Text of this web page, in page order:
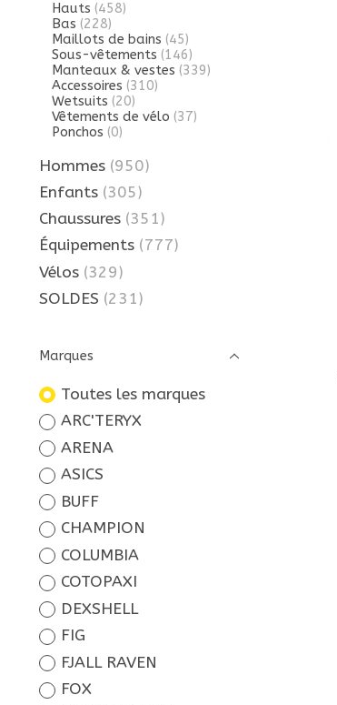
Hauts (458)
Bas (228)
Maillots de bains (45)
Sous-vêtements (146)
Manteaux & vestes (339)
Accessoires (310)
Wetsuits (20)
Vêtements de vélo (37)
Ponchos (0)
Hommes (950)
Enfants (305)
Chaussures (351)
Équipements (777)
Vélos (329)
SOLDES (231)
Marques
Toutes les marques
ARC'TERYX
ARENA
ASICS
BUFF
CHAMPION
COLUMBIA
COTOPAXI
DEXSHELL
FIG
FJALL RAVEN
FOX